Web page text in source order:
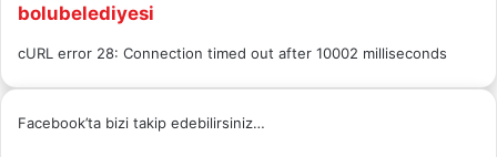
bolubelediyesi
cURL error 28: Connection timed out after 10002 milliseconds
Facebook’ta bizi takip edebilirsiniz…